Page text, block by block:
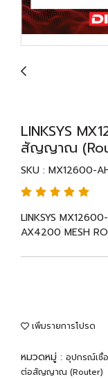
LINKSYS
สัญญาณ
SKU : MX12600-
LINKSYS
AX4200 MESH
เพิ่มรายการโปรด
หมวดหมู่ : อุปกรณ์เ
ต่อสัญญาณ (Router)